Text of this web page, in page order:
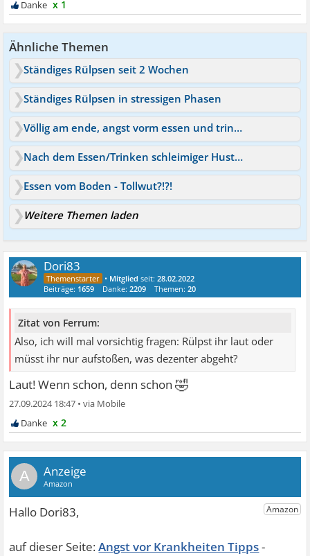
x 1
Ähnliche Themen
Ständiges Rülpsen seit 2 Wochen
Ständiges Rülpsen in stressigen Phasen
Völlig am ende, angst vorm essen und trinken!
Nach dem Essen/Trinken schleimiger Husten
Essen vom Boden - Tollwut?!?!
Weitere Themen laden
Dori83
• Mitglied seit:28.02.2022
Beiträge: 1659 Danke:2209 Themen:20
Zitat von Ferrum:
Also, ich will mal vorsichtig fragen: Rülpst ihr laut oder
müsst ihr nur aufstoßen, was dezenter abgeht?
Laut! Wenn schon, denn schon🤣
27.09.2024 18:47 •
x 2
A
Angst vor Krankheiten Tipps